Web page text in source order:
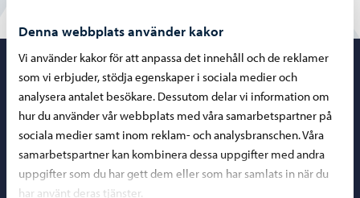
Denna webbplats använder kakor
Vi använder kakor för att anpassa det innehåll och de reklamer
som vi erbjuder, stödja egenskaper i sociala medier och
analysera antalet besökare. Dessutom delar vi information om
hur du använder vår webbplats med våra samarbetspartner på
sociala medier samt inom reklam- och analysbranschen. Våra
samarbetspartner kan kombinera dessa uppgifter med andra
uppgifter som du har gett dem eller som har samlats in när du
har använt deras tjänster.
Porvoo –
Kontaktuppgifter